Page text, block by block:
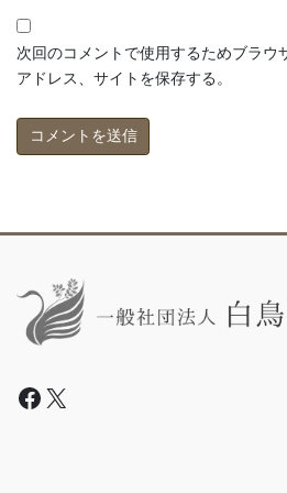
次回のコメントで使用するためブラウ
アドレス、サイトを保存する。
Facebook
X